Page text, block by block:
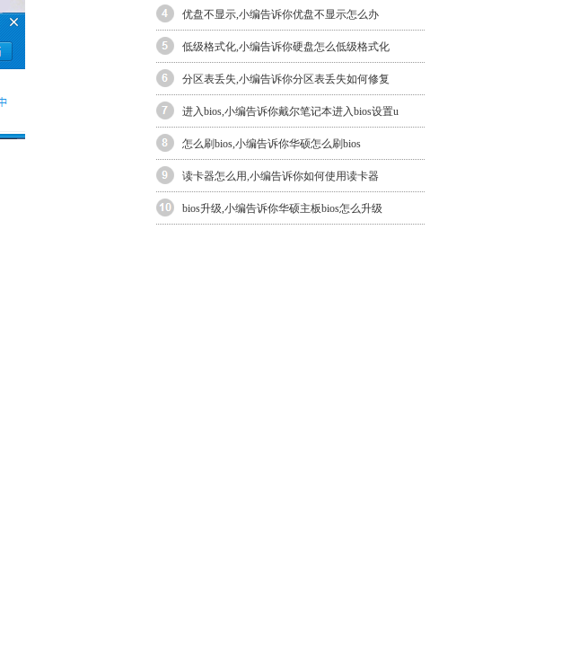
优盘不显示,小编告诉你优盘不显示怎么办
低级格式化,小编告诉你硬盘怎么低级格式化
分区表丢失,小编告诉你分区表丢失如何修复
进入bios,小编告诉你戴尔笔记本进入bios设置u
怎么刷bios,小编告诉你华硕怎么刷bios
读卡器怎么用,小编告诉你如何使用读卡器
bios升级,小编告诉你华硕主板bios怎么升级